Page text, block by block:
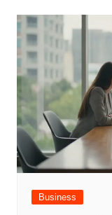
Business